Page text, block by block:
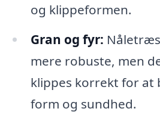
og klippeformen.
Gran og fyr:
mere robuste, men
klippes korrekt for at
form og sundhed.